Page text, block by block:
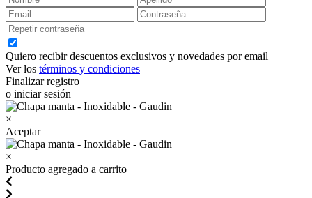
Quiero recibir descuentos exclusivos y novedades por email
Ver los términos y condiciones
Finalizar registro
o iniciar sesión
×
Aceptar
×
Producto agregado a carrito